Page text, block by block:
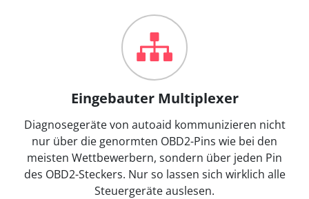
Eingebauter Multiplexer
Diagnosegeräte von autoaid kommunizieren nicht
nur über die genormten OBD2-Pins wie bei den
meisten Wettbewerbern, sondern über jeden Pin
des OBD2-Steckers. Nur so lassen sich wirklich alle
Steuergeräte auslesen.